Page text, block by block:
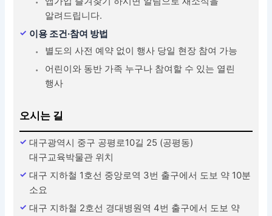
알려드립니다.
이용 조건·참여 방법
별도의 사전 예약 없이 행사 당일 현장 참여 가능
어린이와 동반 가족 누구나 참여할 수 있는 열린
행사
오시는 길
대구광역시 중구 공평로10길 25 (공평동)
대구교육박물관 위치
대구 지하철 1호선 중앙로역 3번 출구에서 도보 약 10분
소요
대구 지하철 2호선 경대병원역 4번 출구에서 도보 약